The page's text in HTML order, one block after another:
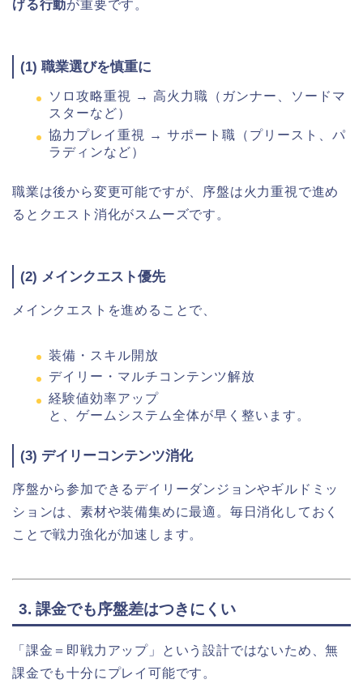
げる行動が重要です。
(1) 職業選びを慎重に
ソロ攻略重視 → 高火力職（ガンナー、ソードマ
スターなど）
協力プレイ重視 → サポート職（プリースト、パ
ラディンなど）
職業は後から変更可能ですが、序盤は火力重視で進め
るとクエスト消化がスムーズです。
(2) メインクエスト優先
メインクエストを進めることで、
装備・スキル開放
デイリー・マルチコンテンツ解放
経験値効率アップ
と、ゲームシステム全体が早く整います。
(3) デイリーコンテンツ消化
序盤から参加できるデイリーダンジョンやギルドミッ
ションは、素材や装備集めに最適。毎日消化しておく
ことで戦力強化が加速します。
3. 課金でも序盤差はつきにくい
「課金＝即戦力アップ」という設計ではないため、無
課金でも十分にプレイ可能です。